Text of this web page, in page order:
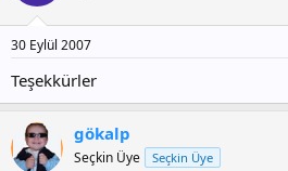
30 Eylül 2007
Teşekkürler
gökalp
Seçkin Üye Seçkin Üye